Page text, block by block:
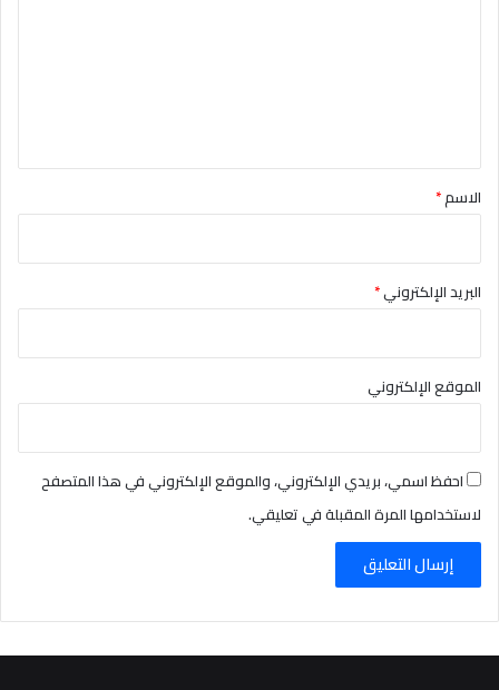
*الاسم*
البريد الإلكتروني*
الموقع الإلكتروني
احفظ اسمي، بريدي الإلكتروني، والموقع الإلكتروني في هذا المتصفح
لاستخدامها المرة المقبلة في تعليقي.